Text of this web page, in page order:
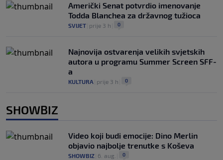
Američki Senat potvrdio imenovanje
Todda Blanchea za državnog tužioca
SVIJET prije 3 h 0
Najnovija ostvarenja velikih svjetskih
autora u programu Summer Screen SFF-
a
KULTURA prije 3 h 0
SHOWBIZ
Video koji budi emocije: Dino Merlin
objavio najbolje trenutke s Koševa
SHOWBIZ 6. aug. 0